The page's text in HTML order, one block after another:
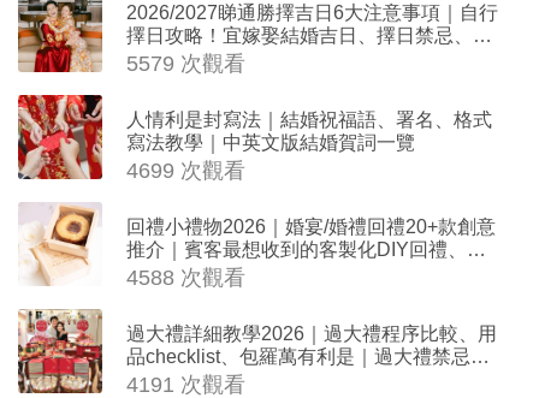
2026/2027睇通勝擇吉日6大注意事項｜自行
擇日攻略！宜嫁娶結婚吉日、擇日禁忌、相
沖生肖一覽
5579 次觀看
人情利是封寫法｜結婚祝福語、署名、格式
寫法教學｜中英文版結婚賀詞一覽
4699 次觀看
回禮小禮物2026｜婚宴/婚禮回禮20+款創意
推介｜賓客最想收到的客製化DIY回禮、姊
妹禮物（持續更新）
4588 次觀看
過大禮詳細教學2026｜過大禮程序比較、用
品checklist、包羅萬有利是｜過大禮禁忌及
吉祥說話
4191 次觀看